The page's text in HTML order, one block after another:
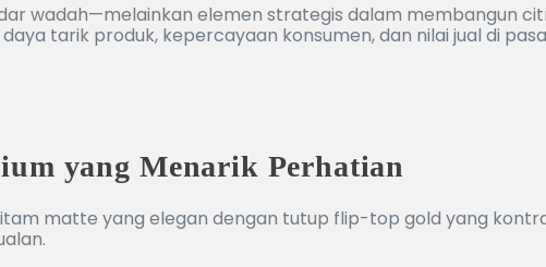
wadah—melainkan elemen strategis dalam membangun
tarik produk, kepercayaan konsumen, dan nilai jual di
yang Menarik Perhatian
matte yang elegan dengan tutup flip-top gold yang